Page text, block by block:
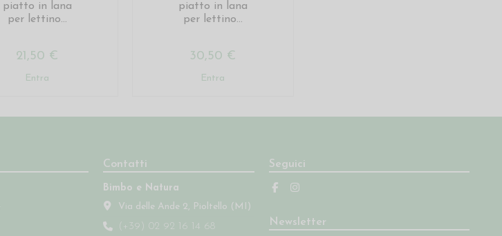
piatto in lana
per lettino...
21,50 €
Entra
piatto in lana
per lettino...
30,50 €
Entra
Contatti
Bimbo e Natura
Via delle Ande 2, Pioltello (MI)
(+39) 02 92 16 14 68
Seguici
Newsletter